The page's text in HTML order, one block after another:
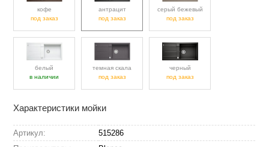
кофе
под заказ
антрацит
под заказ
серый бежевый
под заказ
белый
в наличии
темная скала
под заказ
черный
под заказ
Характеристики мойки
Артикул:
515286